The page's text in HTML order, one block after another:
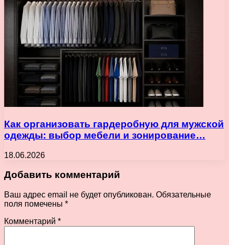
Как организовать гардеробную для мужской
одежды: выбор мебели и зонирование…
18.06.2026
Добавить комментарий
Ваш адрес email не будет опубликован. Обязательные
поля помечены *
Комментарий *